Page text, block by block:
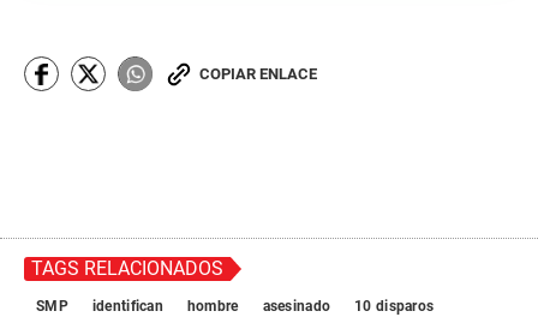
COPIAR ENLACE
TAGS RELACIONADOS
SMP identifican hombre asesinado
10 disparos